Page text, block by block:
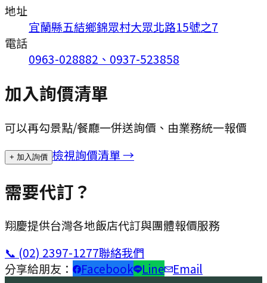
地址
宜蘭縣五結鄉錦眾村大眾北路15號之7
電話
0963-028882、0937-523858
加入詢價清單
可以再勾景點/餐廳一併送詢價、由業務統一報價
+ 加入詢價 檢視詢價清單 →
需要代訂？
翔慶提供台灣各地飯店代訂與團體報價服務
📞 (02) 2397-1277聯絡我們
分享給朋友：
Facebook Line Email